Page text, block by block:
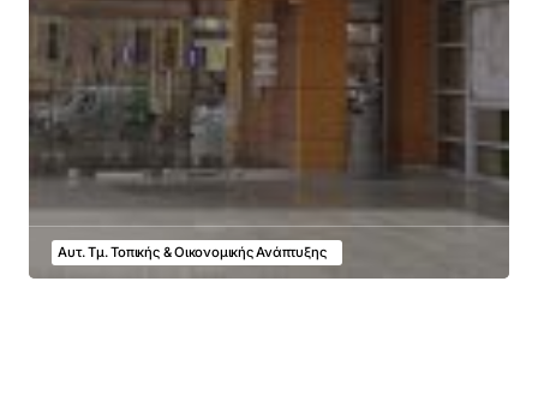
Αυτ. Τμ. Τοπικής & Οικονομικής Ανάπτυξης